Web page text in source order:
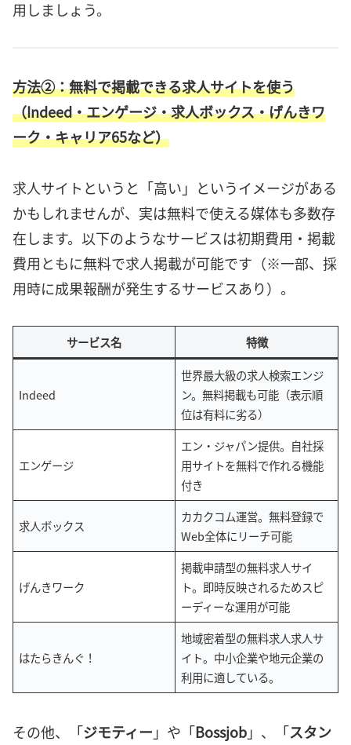
用しましょう。
方法②：無料で掲載できる求人サイトを使う
（Indeed・エンゲージ・求人ボックス・げんきワ
ーク・キャリア65など）
求人サイトというと「高い」というイメージがある
かもしれませんが、実は無料で使える媒体も多数存
在します。以下のようなサービスは初期費用・掲載
費用ともに無料で求人掲載が可能です（※一部、採
用時に成果報酬が発生するサービスあり）。
サービス名 特徴
Indeed
世界最大級の求人検索エンジ
ン。無料掲載も可能（表示順
位は有料に劣る）
エンゲージ
エン・ジャパン提供。自社採
用サイトを無料で作れる機能
付き
求人ボックス
カカクコム運営。無料登録で
Web全体にリーチ可能
げんきワーク
掲載申請型の無料求人サイ
ト。即時反映されるためスピ
ーディーな運用が可能
はたらきんぐ！
地域密着型の無料求人求人サ
イト。中小企業や地元企業の
利用に適している。
その他、「ジモティー 」や「Bossjob」、「スタン